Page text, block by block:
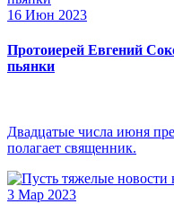
16 Июн 2023
Протоиерей Евгений
пьянки
Двадцатые числа июня
полагает священник.
3 Мар 2023